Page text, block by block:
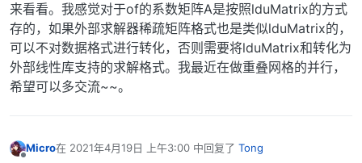
来看看。我感觉对于of的系数矩阵A是按照lduMatrix的方式
存的，如果外部求解器稀疏矩阵格式也是类似lduMatrix的，
可以不对数据格式进行转化，否则需要将lduMatrix和转化为
外部线性库支持的求解格式。我最近在做重叠网格的并行，
希望可以多交流~~。
Micro在 2021年4月19日 上午3:00 中回复了 Tong
最后由 编辑